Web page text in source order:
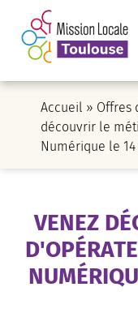
Accueil » Offres
découvrir le
Numérique le
VENEZ